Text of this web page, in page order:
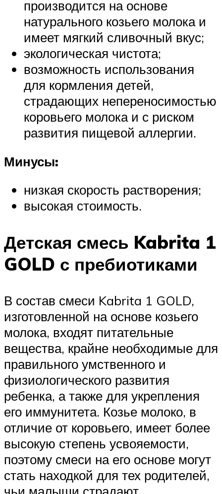
производится на основе
натурального козьего молока и
имеет мягкий сливочный вкус;
экологическая чистота;
возможность использования
для кормления детей,
страдающих непереносимостью
коровьего молока и с риском
развития пищевой аллергии.
Минусы:
низкая скорость растворения;
высокая стоимость.
Детская смесь Kabrita 1
GOLD с пребиотиками
В состав смеси Kabrita 1 GOLD,
изготовленной на основе козьего
молока, входят питательные
вещества, крайне необходимые для
правильного умственного и
физиологического развития
ребенка, а также для укрепления
его иммунитета. Козье молоко, в
отличие от коровьего, имеет более
высокую степень усвояемости,
поэтому смеси на его основе могут
стать находкой для тех родителей,